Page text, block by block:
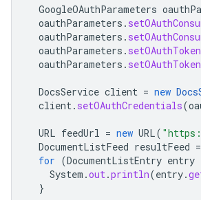
GoogleOAuthParameters
oauthParameters .
oauthParameters .
oauthParameters . setOAuthToken
oauthParameters .
DocsService client = new
client. setOAuthCredentials(
URL feedUrl = new URL(
DocumentListFeed resultFeed =
for (DocumentListEntry entry
System .out.println(entry.
}